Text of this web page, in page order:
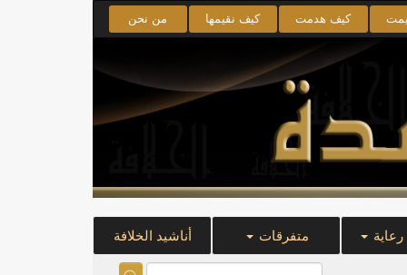
كيف هدمت كيف نقيمها من نحن
متفرقات أناشيد الخلافة